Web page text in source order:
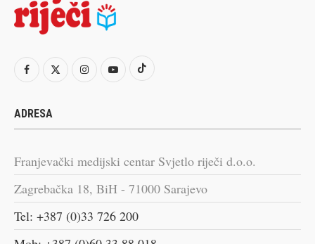
ADRESA
Franjevački medijski centar Svjetlo riječi d.o.o.
Zagrebačka 18, BiH - 71000 Sarajevo
Tel: +387 (0)33 726 200